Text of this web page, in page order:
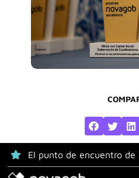
El punto de encuentro